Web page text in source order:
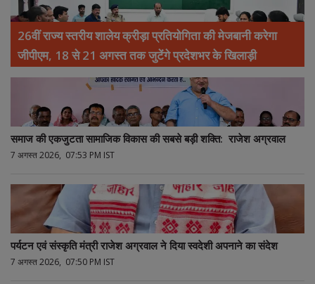
26वीं राज्य स्तरीय शालेय क्रीड़ा प्रतियोगिता की मेजबानी करेगा
जीपीएम, 18 से 21 अगस्त तक जुटेंगे प्रदेशभर के खिलाड़ी
समाज की एकजुटता सामाजिक विकास की सबसे बड़ी शक्ति: राजेश अग्रवाल
7 अगस्त 2026, 07:53 PM IST
पर्यटन एवं संस्कृति मंत्री राजेश अग्रवाल ने दिया स्वदेशी अपनाने का संदेश
7 अगस्त 2026, 07:50 PM IST